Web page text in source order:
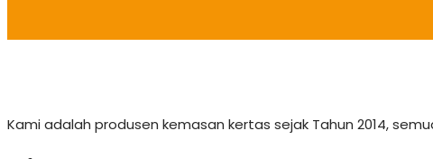
Kami adalah produsen kemasan kertas sejak Tahun 2014,